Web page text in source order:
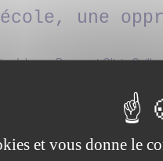
une
,Johanna Dagorn et Olivia
et vous donne le